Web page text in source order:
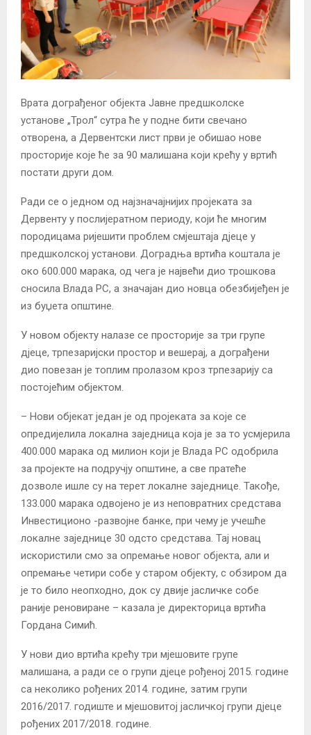
Врата дограђеног објекта Јавне предшколске
установе „Трол“ сутра ће у подне бити свечано
отворена, а Дервентски лист први је обишао нове
просторије које ће за 90 малишана који крећу у вртић
постати други дом.
Ради се о једном од најзначајнијих пројеката за
Дервенту у послијератном периоду, који ће многим
породицама ријешити проблем смјештаја дјеце у
предшколској установи. Доградња вртића коштала је
око 600.000 марака, од чега је највећи дио трошкова
сносила Влада РС, а значајан дио новца обезбијеђен је
из буџета општине.
У новом објекту налазе се просторије за три групе
дјеце, трпезаријски простор и вешерај, а дограђени
дио повезан је топлим пролазом кроз трпезарију са
постојећим објектом.
– Нови објекат један је од пројеката за које се
опредијелила локална заједница која је за то усмјерила
400.000 марака од милион који је Влада РС одобрила
за пројекте на подручју општине, а све пратеће
дозволе ишле су на терет локалне заједнице. Такође,
133.000 марака одвојено је из неповратних средстава
Инвестиционо -развојне банке, при чему је учешће
локалне заједнице 30 одсто средстава. Тај новац
искористили смо за опремање новог објекта, али и
опремање четири собе у старом објекту, с обзиром да
је то било неопходно, док су двије јасличке собе
раније реновиране – казала је директорица вртића
Гордана Симић.
У нови дио вртића крећу три мјешовите групе
малишана, а ради се о групи дјеце рођеној 2015. године
са неколико рођених 2014. године, затим групи
2016/2017. годиште и мјешовитој јасличкој групи дјеце
рођених 2017/2018. године.